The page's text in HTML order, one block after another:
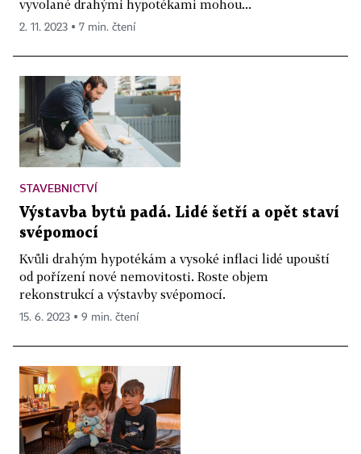
vyvolané drahými hypotékami mohou...
2. 11. 2023 ▪ 7 min. čtení
STAVEBNICTVÍ
Výstavba bytů padá. Lidé šetří a opět staví
svépomocí
Kvůli drahým hypotékám a vysoké inflaci lidé upouští
od pořízení nové nemovitosti. Roste objem
rekonstrukcí a výstavby svépomocí.
15. 6. 2023 ▪ 9 min. čtení